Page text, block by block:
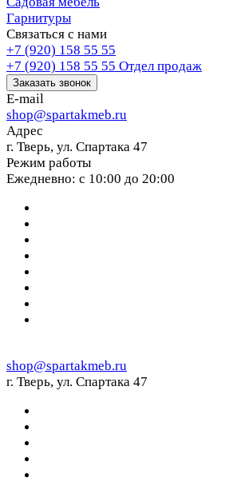
Гарнитуры
Связаться с нами
+7 (920) 158 55 55
+7 (920) 158 55 55 Отдел продаж
Заказать звонок
E-mail
shop@spartakmeb.ru
Адрес
г. Тверь, ул. Спартака 47
Режим работы
Ежедневно: с 10:00 до 20:00
shop@spartakmeb.ru
г. Тверь, ул. Спартака 47